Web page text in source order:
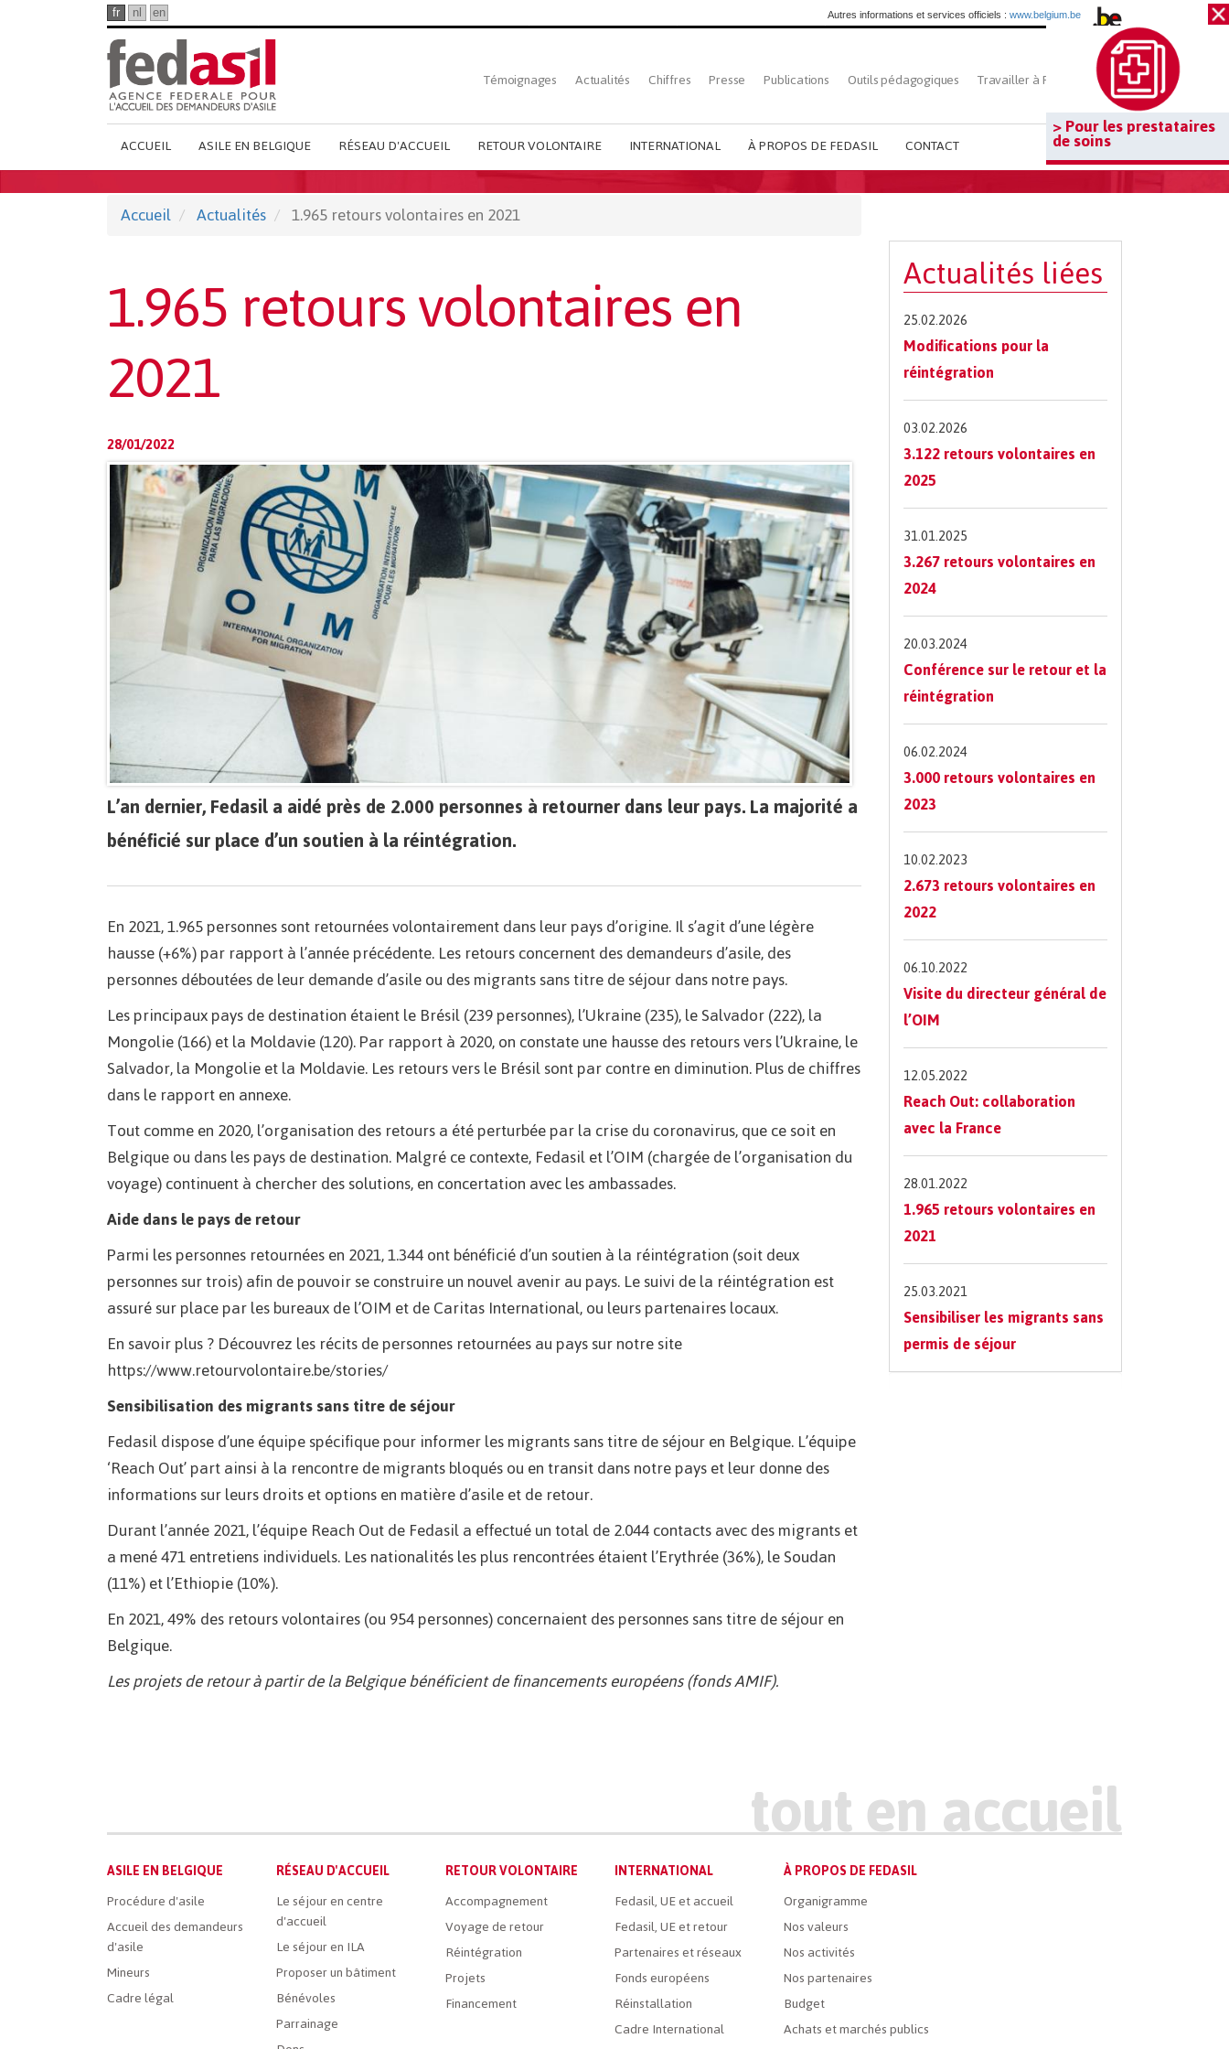
> Pour les prestataires
de soins
fr nl en Autres informations et services officiels : www.belgium.be
Top
French
menu
Témoignages Actualités Chiffres Presse Publications Outils pédagogiques Travailler à Fedasil Rechercher
Main
French
Menu
ACCUEIL ASILE EN BELGIQUE RÉSEAU D'ACCUEIL RETOUR VOLONTAIRE INTERNATIONAL À PROPOS DE FEDASIL CONTACT
Accueil Actualités 1.965 retours volontaires en 2021
1.965 retours volontaires en
2021
28/01/2022
L’an dernier, Fedasil a aidé près de 2.000 personnes à retourner dans leur pays. La majorité a
bénéficié sur place d’un soutien à la réintégration.
En 2021, 1.965 personnes sont retournées volontairement dans leur pays d’origine. Il s’agit d’une légère
hausse (+6%) par rapport à l’année précédente. Les retours concernent des demandeurs d’asile, des
personnes déboutées de leur demande d’asile ou des migrants sans titre de séjour dans notre pays.
Les principaux pays de destination étaient le Brésil (239 personnes), l’Ukraine (235), le Salvador (222), la
Mongolie (166) et la Moldavie (120). Par rapport à 2020, on constate une hausse des retours vers l’Ukraine, le
Salvador, la Mongolie et la Moldavie. Les retours vers le Brésil sont par contre en diminution. Plus de chiffres
dans le rapport en annexe.
Tout comme en 2020, l’organisation des retours a été perturbée par la crise du coronavirus, que ce soit en
Belgique ou dans les pays de destination. Malgré ce contexte, Fedasil et l’OIM (chargée de l’organisation du
voyage) continuent à chercher des solutions, en concertation avec les ambassades.
Aide dans le pays de retour
Parmi les personnes retournées en 2021, 1.344 ont bénéficié d’un soutien à la réintégration (soit deux
personnes sur trois) afin de pouvoir se construire un nouvel avenir au pays. Le suivi de la réintégration est
assuré sur place par les bureaux de l’OIM et de Caritas International, ou leurs partenaires locaux.
En savoir plus ? Découvrez les récits de personnes retournées au pays sur notre site
https://www.retourvolontaire.be/stories/
Sensibilisation des migrants sans titre de séjour
Fedasil dispose d’une équipe spécifique pour informer les migrants sans titre de séjour en Belgique. L’équipe
‘Reach Out’ part ainsi à la rencontre de migrants bloqués ou en transit dans notre pays et leur donne des
informations sur leurs droits et options en matière d’asile et de retour.
Durant l’année 2021, l’équipe Reach Out de Fedasil a effectué un total de 2.044 contacts avec des migrants et
a mené 471 entretiens individuels. Les nationalités les plus rencontrées étaient l’Erythrée (36%), le Soudan
(11%) et l’Ethiopie (10%).
En 2021, 49% des retours volontaires (ou 954 personnes) concernaient des personnes sans titre de séjour en
Belgique.
Les projets de retour à partir de la Belgique bénéficient de financements européens (fonds AMIF).
Actualités liées
25.02.2026
Modifications pour la
réintégration
03.02.2026
3.122 retours volontaires en
2025
31.01.2025
3.267 retours volontaires en
2024
20.03.2024
Conférence sur le retour et la
réintégration
06.02.2024
3.000 retours volontaires en
2023
10.02.2023
2.673 retours volontaires en
2022
06.10.2022
Visite du directeur général de
l’OIM
12.05.2022
Reach Out: collaboration
avec la France
28.01.2022
1.965 retours volontaires en
2021
25.03.2021
Sensibiliser les migrants sans
permis de séjour
Main
French
Menu
ASILE EN BELGIQUE
Procédure d'asile
Accueil des demandeurs
d'asile
Mineurs
Cadre légal
RÉSEAU D'ACCUEIL
Le séjour en centre
d'accueil
Le séjour en ILA
Proposer un bâtiment
Bénévoles
Parrainage
RETOUR VOLONTAIRE
Accompagnement
Voyage de retour
Réintégration
Projets
Financement
INTERNATIONAL
Fedasil, UE et accueil
Fedasil, UE et retour
Partenaires et réseaux
Fonds européens
Réinstallation
Cadre International
À PROPOS DE FEDASIL
Organigramme
Nos valeurs
Nos activités
Nos partenaires
Budget
Achats et marchés publics